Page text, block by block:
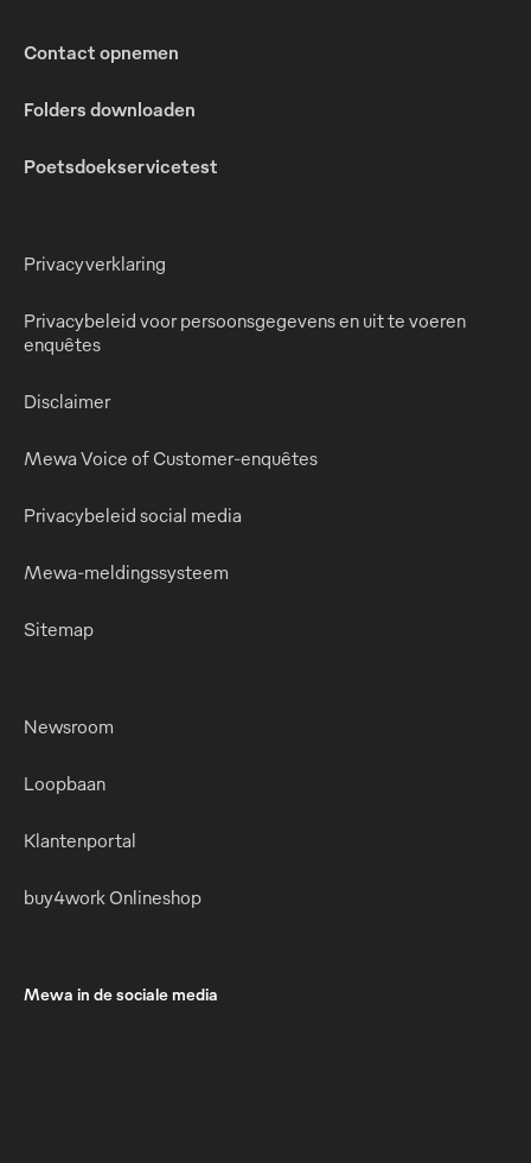
Contact opnemen
Folders downloaden
Poetsdoekservicetest
Privacyverklaring
Privacybeleid voor persoonsgegevens en uit te voeren
enquêtes
Disclaimer
Mewa Voice of Customer-enquêtes
Privacybeleid social media
Mewa-meldingssysteem
Sitemap
Newsroom
Loopbaan
Klantenportal
buy4work Onlineshop
Mewa in de sociale media